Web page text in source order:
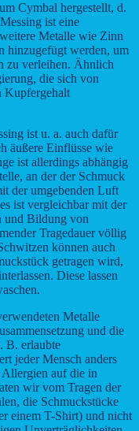
Cymbal hergestellt, d.
ist eine
Metalle wie Zinn
hinzugefügt werden, um
zu verleihen. Ähnlich
die sich von
Kupfergehalt
ist u. a. auch dafür
äußere Einflüsse wie
ist allerdings abhängig
an der der Schmuck
der umgebenden Luft
ist vergleichbar mit der
und Bildung von
Tragedauer völlig
können auch
getragen wird,
Diese lassen
Metalle
und die
B. erlaubte
jeder Mensch anders
Allergien auf die in
wir vom Tragen der
die Schmuckstücke
einem T-Shirt) und nicht